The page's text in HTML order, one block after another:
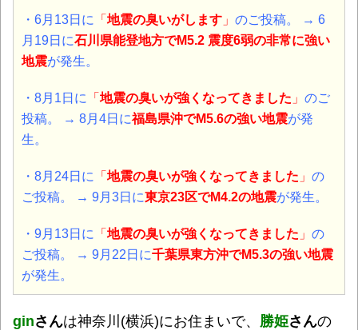
・6月13日 に 「 地震の臭いがします 」 のご投稿。 → 6
月19日に石川県能登地方でM5.2 震度6弱の非常に強い
地震が発生。
・8月1日 に 「 地震の臭いが強くなってきました 」 のご
投稿。
→ 8月4日に福島県沖でM5.6の強い地震が発
生。
・8月24日 に 「 地震の臭いが強くなってきました 」 の
ご投稿。
→ 9月3日に東京23区でM4.2の地震が発生。
・9月13日 に 「 地震の臭いが強くなってきました 」 の
ご投稿。
→ 9月22日に千葉県東方沖でM5.3の強い地震
が発生。
ginさんは神奈川(横浜)にお住まいで、 勝姫さんの